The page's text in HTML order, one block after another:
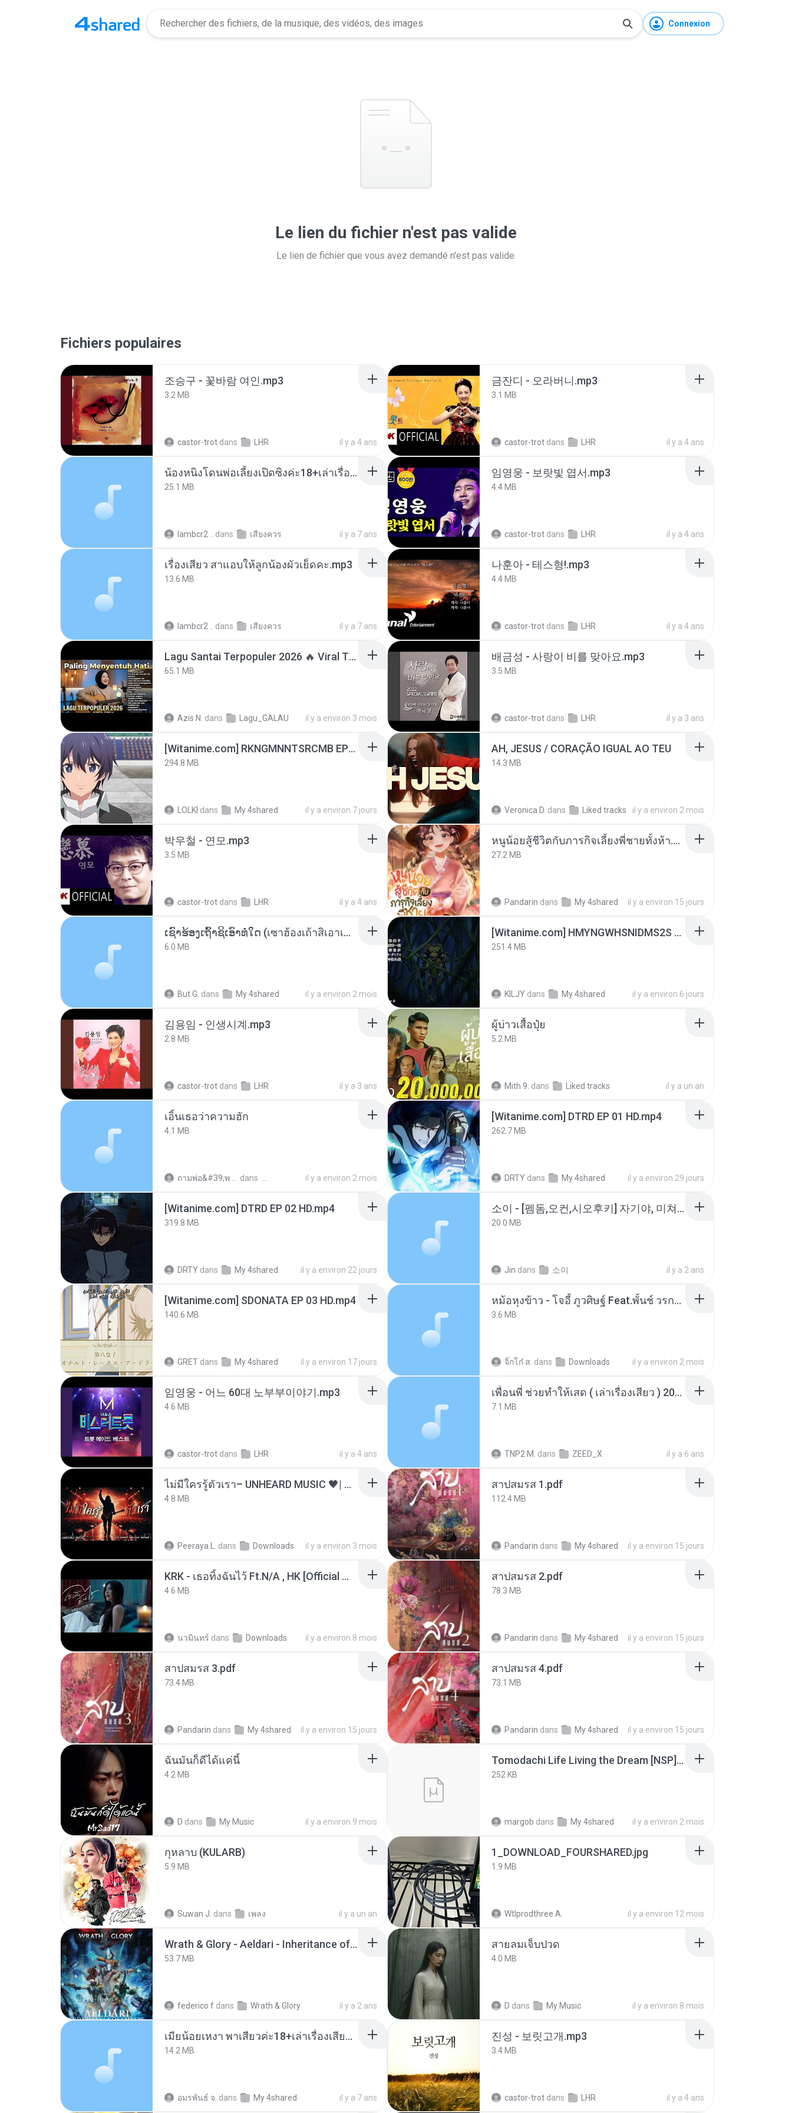
Connexion
Le lien du fichier n'est pas valide
Le lien de fichier que vous avez demandé n'est pas valide.
Fichiers populaires
조승구 - 꽃바람 여인.mp3
3.2 MB
castor-trot dans LHR il y a 4 ans
금잔디 - 오라버니.mp3
3.1 MB
castor-trot dans LHR il y a 4 ans
น้องหนิงโดนพ่อเลี้ยงเปิดซิงค่ะ18+เล่าเรื่องเสียว.mp3
25.1 MB
lambcr2 .. dans เสียงควร il y a 7 ans
임영웅 - 보랏빛 엽서.mp3
4.4 MB
castor-trot dans LHR il y a 4 ans
เรื่องเสียว สาแอบให้ลูกน้องผัวเย็ดคะ.mp3
13.6 MB
lambcr2 .. dans เสียงควร il y a 7 ans
나훈아 - 테스형!.mp3
4.4 MB
castor-trot dans LHR il y a 4 ans
Lagu Santai Terpopuler 2026 🔥 Viral TikTok — Lagu Pop Indonesia Terbaru & Paling Hits 2026
65.1 MB
Azis N. dans Lagu_GALAU il y a environ 3 mois
배금성 - 사랑이 비를 맞아요.mp3
3.5 MB
castor-trot dans LHR il y a 3 ans
[Witanime.com] RKNGMNNTSRCMB EP 06 HD.mp4
294.8 MB
LOLKI dans My 4shared il y a environ 7 jours
AH, JESUS / CORAÇÃO IGUAL AO TEU
14.3 MB
Veronica D. dans Liked tracks il y a environ 2 mois
박우철 - 연모.mp3
3.5 MB
castor-trot dans LHR il y a 4 ans
หนูน้อยสู้ชีวิตกับภารกิจเลี้ยงพี่ชายทั้งห้า.pdf
27.2 MB
Pandarin dans My 4shared il y a environ 15 jours
ເຊົາຮ້ອງເຖົ້າຊິເອົາທໍ່ໃດ (เซาฮ้องเถ้าสิเอาเท่าใด) ບຸນເກີດ ຫນູຫ່ວງ ft. ໂສພາ ຈຸນທະລາ
6.0 MB
But G. dans My 4shared il y a environ 2 mois
[Witanime.com] HMYNGWHSNIDMS2S EP 05 HD.mp4
251.4 MB
KILJY dans My 4shared il y a environ 6 jours
김용임 - 인생시계.mp3
2.8 MB
castor-trot dans LHR il y a 3 ans
ผู้บ่าวเสื้อปุ๋ย
5.2 MB
Mith 9. dans Liked tracks il y a un an
เอิ้นเธอว่าความฮัก
4.1 MB
dans il y a environ 2 mois
[Witanime.com] DTRD EP 01 HD.mp4
262.7 MB
DRTY dans My 4shared il y a environ 29 jours
[Witanime.com] DTRD EP 02 HD.mp4
319.8 MB
DRTY dans My 4shared il y a environ 22 jours
소이 - [펨돔,오컨,시오후키] 자기야, 미쳐볼래 #남성향 #ASMR #펨돔 #여공남수 #19금.mp3
20.0 MB
Jin dans 소이 il y a 2 ans
[Witanime.com] SDONATA EP 03 HD.mp4
140.6 MB
GRET dans My 4shared il y a environ 17 jours
หม้อหุงข้าว - โจอี้ ภูวศิษฐ์ Feat.พั้นช์ วรกาญจน์-315237.mp3
3.6 MB
จิ๊กโก๋ ส. dans Downloads il y a environ 2 mois
임영웅 - 어느 60대 노부부이야기.mp3
4.6 MB
castor-trot dans LHR il y a 4 ans
เพื่อนพี่ ช่วยทำให้เสด ( เล่าเรื่องเสียว ) 201.mp3
7.1 MB
TNP2 M. dans ZEED_X il y a 6 ans
ไม่มีใครรู้ตัวเรา– UNHEARD MUSIC 🖤| Official Lyric Video | เพลงสู้ชีวิต
4.8 MB
Peeraya L. dans Downloads il y a environ 3 mois
สาปสมรส 1.pdf
112.4 MB
Pandarin dans My 4shared il y a environ 15 jours
KRK - เธอทิ้งฉันไว้ Ft.N/A , HK [Official MV]
4.6 MB
นวมินทร์ dans Downloads il y a environ 8 mois
สาปสมรส 2.pdf
78.3 MB
Pandarin dans My 4shared il y a environ 15 jours
สาปสมรส 3.pdf
73.4 MB
Pandarin dans My 4shared il y a environ 15 jours
สาปสมรส 4.pdf
73.1 MB
Pandarin dans My 4shared il y a environ 15 jours
ฉันมันก็ดีได้แค่นี้
4.2 MB
D dans My Music il y a environ 9 mois
Tomodachi Life Living the Dream [NSP].torrent
252 KB
margob dans My 4shared il y a environ 2 mois
กุหลาบ (KULARB)
5.9 MB
Suwan J. dans เพลง il y a un an
1_DOWNLOAD_FOURSHARED.jpg
1.9 MB
Wtlprodthree A. il y a environ 12 mois
Wrath & Glory - Aeldari - Inheritance of Embers.pdf
53.7 MB
federico f dans Wrath & Glory il y a 2 ans
สายลมเจ็บปวด
4.0 MB
D dans My Music il y a environ 8 mois
เมียน้อยเหงา พาเสียวค่ะ18+เล่าเรื่องเสียว.mp3
14.2 MB
อมรพันธ์ จ. dans My 4shared il y a 7 ans
진성 - 보릿고개.mp3
3.4 MB
castor-trot dans LHR il y a 4 ans